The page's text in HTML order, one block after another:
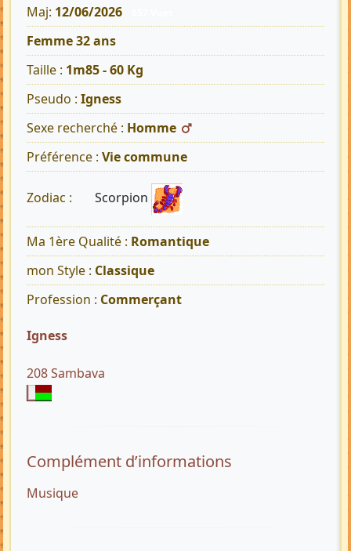
Maj: 12/06/2026
Femme 32 ans
Taille : 1m85 - 60 Kg
Pseudo : Igness
Sexe recherché : Homme
Préférence : Vie commune
Zodiac : Scorpion
Ma 1ère Qualité : Romantique
mon Style : Classique
Profession : Commerçant
Igness
208 Sambava
Complément d’informations
Musique